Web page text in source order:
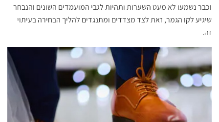
וכבר נשמעו לא מעט השערות ותהיות לגבי המועמדים השונים והנבחר
שיגיע לקו הגמר, זאת לצד מצדדים ומתנגדים להליך הבחירה בעיתוי
זה.